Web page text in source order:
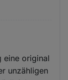
eine original
unzähligen